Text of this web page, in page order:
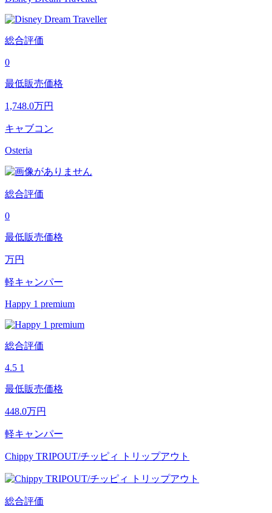
総合評価
0
最低販売価格
1,748.0万円
キャブコン
Osteria
総合評価
0
最低販売価格
万円
軽キャンパー
Happy 1 premium
総合評価
4.5 1
最低販売価格
448.0万円
軽キャンパー
Chippy TRIPOUT/チッピィ トリップアウト
総合評価